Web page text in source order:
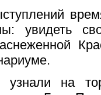
увидеть
на